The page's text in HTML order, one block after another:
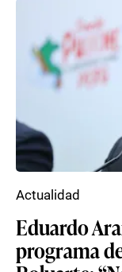
Eduardo
programa
Actualidad